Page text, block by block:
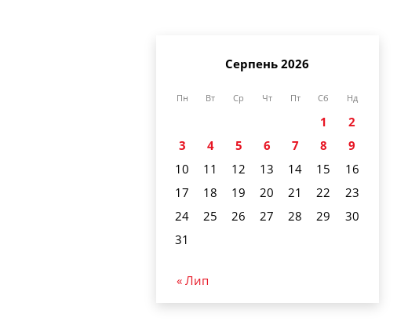
Серпень 2026
Пн Вт Ср Чт Пт Сб Нд
1
2
3
4 5 6 7 8
9
10
11 12 13 14 15
16
17
18 19 20 21 22
23
24
25 26 27 28 29
30
31
« Лип